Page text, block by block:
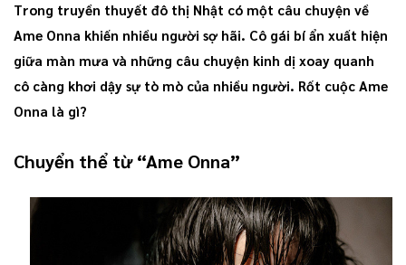
Trong truyền thuyết đô thị Nhật có một câu chuyện về
Ame Onna khiến nhiều người sợ hãi. Cô gái bí ẩn xuất hiện
giữa màn mưa và những câu chuyện kinh dị xoay quanh
cô càng khơi dậy sự tò mò của nhiều người. Rốt cuộc Ame
Onna là gì?
Chuyển thể từ “Ame Onna”